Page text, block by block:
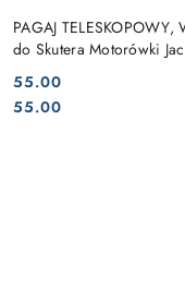
PAGAJ
do Skutera Motorówki
Cena:
55.00
Cena:
55.00